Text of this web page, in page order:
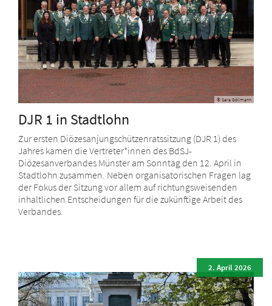
© Sara Göllmann
DJR 1 in Stadtlohn
Zur ersten Diözesanjungschützenratssitzung (DJR 1) des
Jahres kamen die Vertreter*innen des BdSJ-
Diözesanverbandes Münster am Sonntag den 12. April in
Stadtlohn zusammen. Neben organisatorischen Fragen lag
der Fokus der Sitzung vor allem auf richtungsweisenden
inhaltlichen Entscheidungen für die zukünftige Arbeit des
Verbandes.
2. April 2026